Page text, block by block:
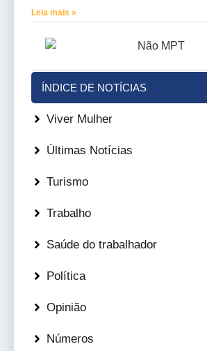
Leia mais »
ÍNDICE DE NOTÍCIAS
Viver Mulher
Últimas Notícias
Turismo
Trabalho
Saúde do trabalhador
Política
Opinião
Números